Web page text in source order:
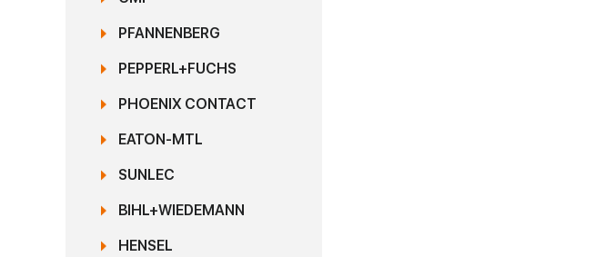
PFANNENBERG
PEPPERL+FUCHS
PHOENIX CONTACT
EATON-MTL
SUNLEC
BIHL+WIEDEMANN
HENSEL